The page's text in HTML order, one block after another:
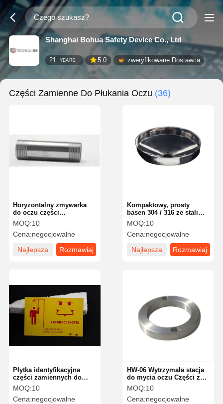
Shanghai Bohua Safety Device Co., Ltd
21 YEARS 5.0 zweryfikowane Dostawca
Części Zamienne Do Płukania Oczu (36)
Horyzontalny zmywarka
do oczu części
zamiennych Rurociąg
prysznicowy ze stali
nierdzewnej Krótki złącze
MOQ:10
Cena:negocjowalne
Najlepsza
Rozmawiaj
Kompaktowy, prosty
basen 304 / 316 ze stali
nierdzewnej HW-04
MOQ:10
Cena:negocjowalne
Najlepsza
Rozmawiaj
Płytka identyfikacyjna
części zamiennych do
płynu do mycia oczu z
tworzyw sztucznych ABS
HW-02
MOQ:10
Cena:negocjowalne
HW-06 Wytrzymała stacja
do mycia oczu Części z
stali nierdzewnej
MOQ:10
Cena:negocjowalne